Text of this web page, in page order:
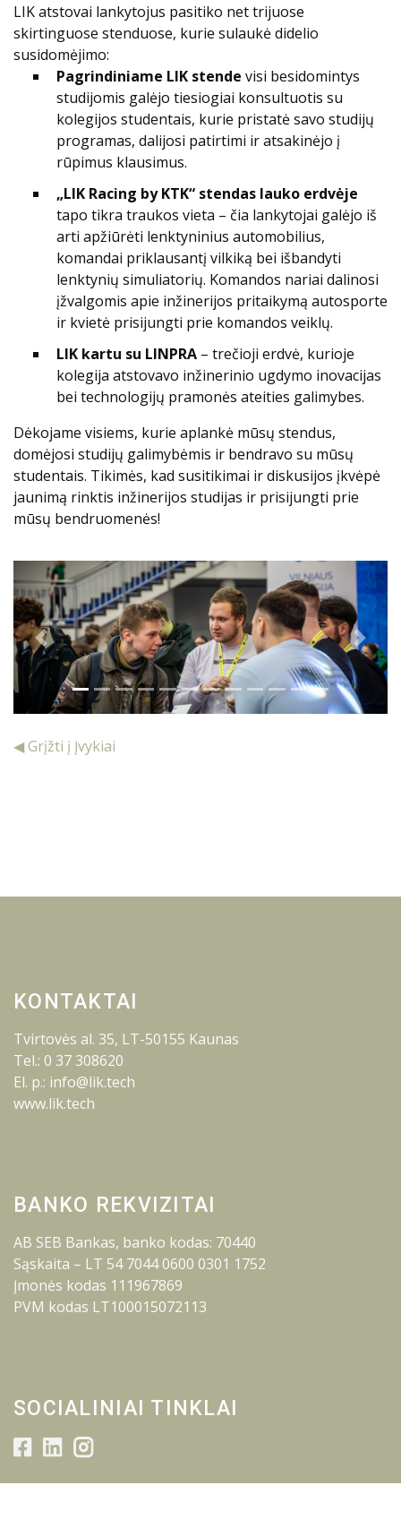
LIK atstovai lankytojus pasitiko net trijuose
skirtinguose stenduose, kurie sulaukė didelio
susidomėjimo:
Pagrindiniame LIK stende visi besidomintys
studijomis galėjo tiesiogiai konsultuotis su
kolegijos studentais, kurie pristatė savo studijų
programas, dalijosi patirtimi ir atsakinėjo į
rūpimus klausimus.
„LIK Racing by KTK“ stendas lauko erdvėje
tapo tikra traukos vieta – čia lankytojai galėjo iš
arti apžiūrėti lenktyninius automobilius,
komandai priklausantį vilkiką bei išbandyti
lenktynių simuliatorių. Komandos nariai dalinosi
įžvalgomis apie inžinerijos pritaikymą autosporte
ir kvietė prisijungti prie komandos veiklų.
LIK kartu su LINPRA – trečioji erdvė, kurioje
kolegija atstovavo inžinerinio ugdymo inovacijas
bei technologijų pramonės ateities galimybes.
Dėkojame visiems, kurie aplankė mūsų stendus,
domėjosi studijų galimybėmis ir bendravo su mūsų
studentais. Tikimės, kad susitikimai ir diskusijos įkvėpė
jaunimą rinktis inžinerijos studijas ir prisijungti prie
mūsų bendruomenės!
Previous Next
◀ Grįžti į Įvykiai
KONTAKTAI
Tvirtovės al. 35, LT-50155 Kaunas
Tel.: 0 37 308620
El. p.: info@lik.tech
www.lik.tech
BANKO REKVIZITAI
AB SEB Bankas, banko kodas: 70440
Sąskaita – LT 54 7044 0600 0301 1752
Įmonės kodas 111967869
PVM kodas LT100015072113
SOCIALINIAI TINKLAI